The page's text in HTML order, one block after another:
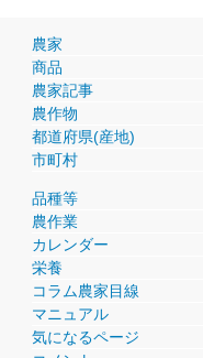
農家
商品
農家記事
農作物
都道府県(産地)
市町村
品種等
農作業
カレンダー
栄養
コラム農家目線
マニュアル
気になるページ